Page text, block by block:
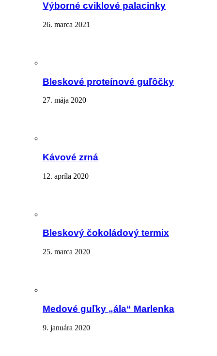
Výborné cviklové palacinky
26. marca 2021
Bleskové proteínové guľôčky
27. mája 2020
Kávové zrná
12. apríla 2020
Bleskový čokoládový termix
25. marca 2020
Medové guľky „ála“ Marlenka
9. januára 2020